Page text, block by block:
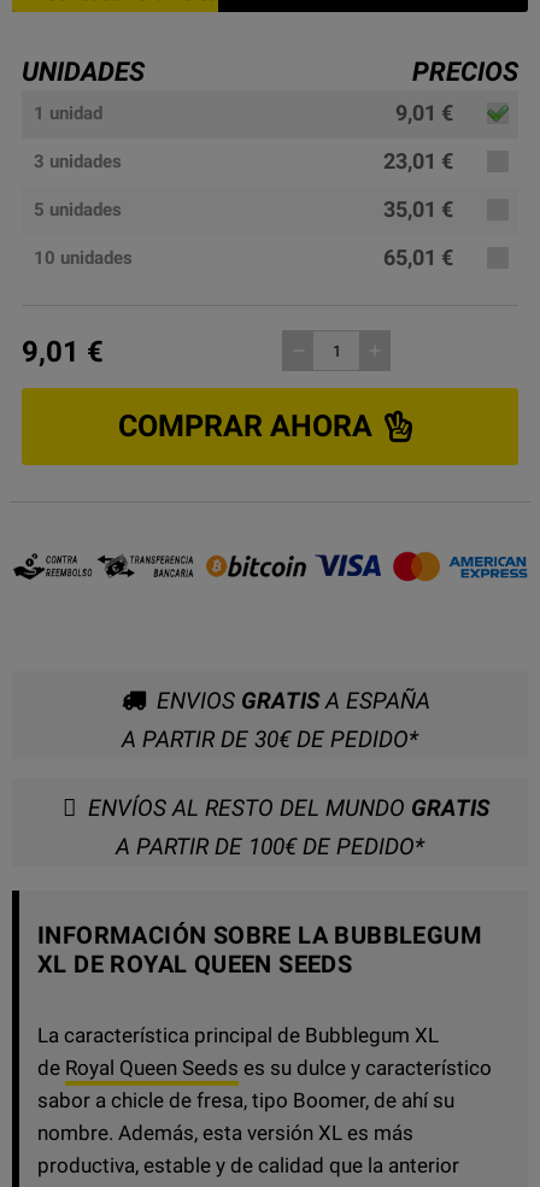
UNIDADES PRECIOS
1 unidad 9,01 €
3 unidades 23,01 €
5 unidades 35,01 €
10 unidades 65,01 €
9,01 € add
COMPRAR AHORA
ENVIOS GRATISA ESPAÑA
A PARTIR DE 30€ DE PEDIDO*
ENVÍOS AL RESTO DEL MUNDO GRATIS
A PARTIR DE 100€ DE PEDIDO*
INFORMACIÓN SOBRE LA BUBBLEGUM
XL DE ROYAL QUEEN SEEDS
La característica principal de Bubblegum XL
de Royal Queen Seeds es su dulce y característico
sabor a chicle de fresa, tipo Boomer, de ahí su
nombre. Además, esta versión XL es más
productiva, estable y de calidad que la anterior